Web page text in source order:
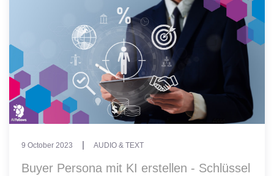
9 October 2023 AUDIO & TEXT
Buyer Persona mit KI erstellen - Schlüssel